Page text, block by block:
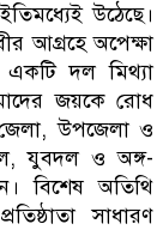
উঠেছে।
আগ্রহে অপেক্ষা
একটি দল মিথ্যা
জয়কে রোধ
উপজেলা ও
যুবদল ও অঙ্গ-
বিশেষ অতিথি
সাধারণ